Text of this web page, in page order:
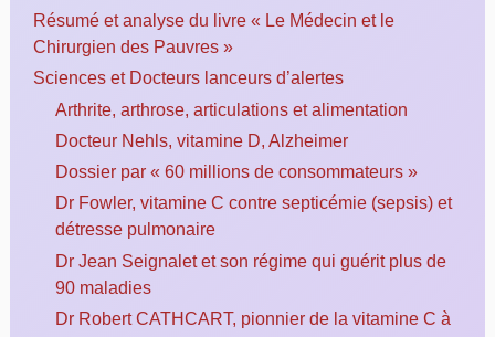
Résumé et analyse du livre « Le Médecin et le
Chirurgien des Pauvres »
Sciences et Docteurs lanceurs d’alertes
Arthrite, arthrose, articulations et alimentation
Docteur Nehls, vitamine D, Alzheimer
Dossier par « 60 millions de consommateurs »
Dr Fowler, vitamine C contre septicémie (sepsis) et
détresse pulmonaire
Dr Jean Seignalet et son régime qui guérit plus de
90 maladies
Dr Robert CATHCART, pionnier de la vitamine C à